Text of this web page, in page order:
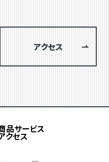
アクセス
品サービス
クセス